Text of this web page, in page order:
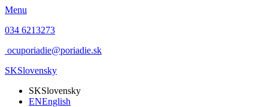
Menu
034 6213273
ocuporiadie@poriadie.sk
SKSlovensky
SKSlovensky
ENEnglish